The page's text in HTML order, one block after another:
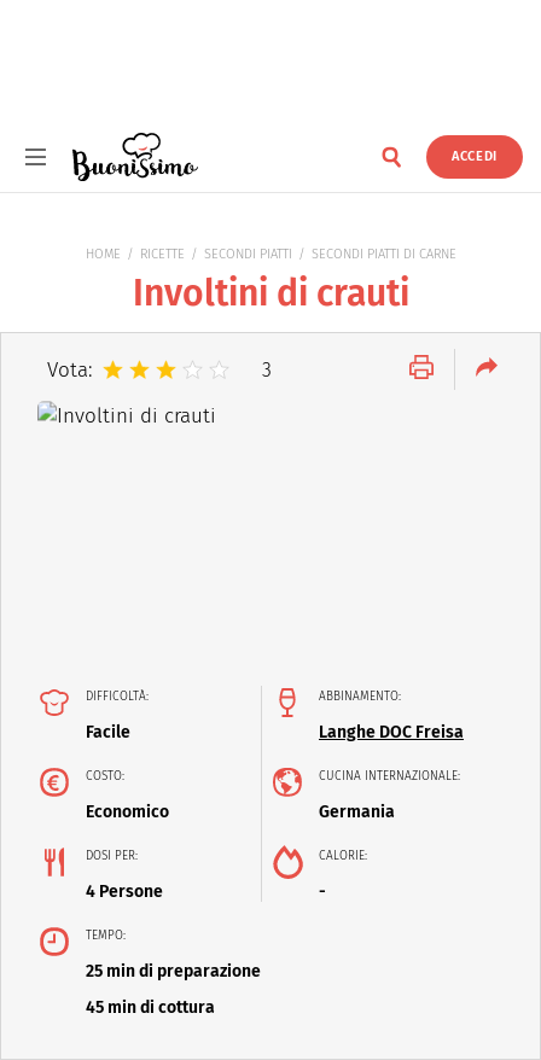
ACCEDI
HOME RICETTE SECONDI PIATTI SECONDI PIATTI DI CARNE
Involtini di crauti
Vota: 3
DIFFICOLTÀ:
Facile
ABBINAMENTO:
Langhe DOC Freisa
COSTO:
Economico
CUCINA INTERNAZIONALE:
Germania
DOSI PER:
4 Persone
CALORIE:
-
TEMPO:
25 min di preparazione
45 min di cottura